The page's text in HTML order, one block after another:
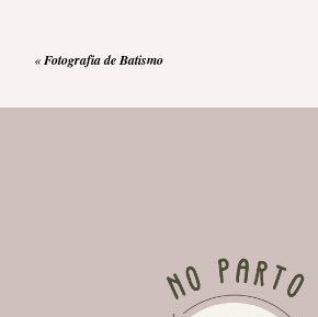
«Fotografia de Batismo